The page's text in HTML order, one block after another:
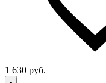
1 630 руб.